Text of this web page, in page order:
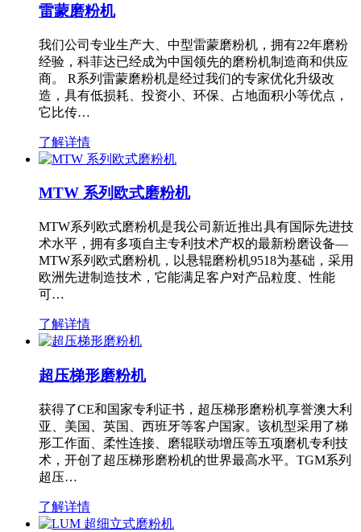
雷蒙磨粉机
我们公司专业生产大、中型雷蒙磨粉机，拥有22年磨粉
经验，科菲达已经成为中国领先的磨粉机制造商和供应
商。 R系列雷蒙磨粉机是经过我们的专家优化升级改
造，具有低损耗、投资小、环保、占地面积小等优点，
它比传…
了解详情
MTW 系列欧式磨粉机
MTW系列欧式磨粉机是我公司新近推出具有国际先进技
术水平，拥有多项自主专利技术产权的最新粉磨设备—
MTW系列欧式磨粉机，以悬辊磨粉机9518为基础，采用
欧洲先进制造技术，它能满足客户对产品粒度、性能
可…
了解详情
超压梯形磨粉机
获得了CE和国家专利证书，超压梯形磨粉机享誉澳大利
亚、美国、英国、西班牙等客户国家。该机型采用了梯
形工作面、柔性连接、磨辊联动增压等五项磨机专利技
术，开创了超压梯形磨粉机的世界最高水平。TGM系列
超压…
了解详情